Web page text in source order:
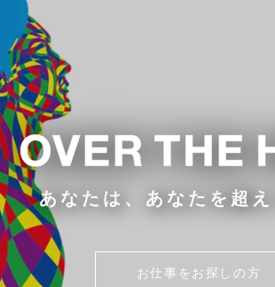
あなたは、あなたを超
お仕事をお探しの方